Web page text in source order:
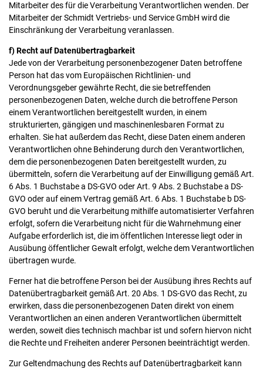
Mitarbeiter des für die Verarbeitung Verantwortlichen wenden. Der
Mitarbeiter der Schmidt Vertriebs- und Service GmbH wird die
Einschränkung der Verarbeitung veranlassen.
f) Recht auf Datenübertragbarkeit
Jede von der Verarbeitung personenbezogener Daten betroffene
Person hat das vom Europäischen Richtlinien- und
Verordnungsgeber gewährte Recht, die sie betreffenden
personenbezogenen Daten, welche durch die betroffene Person
einem Verantwortlichen bereitgestellt wurden, in einem
strukturierten, gängigen und maschinenlesbaren Format zu
erhalten. Sie hat außerdem das Recht, diese Daten einem anderen
Verantwortlichen ohne Behinderung durch den Verantwortlichen,
dem die personenbezogenen Daten bereitgestellt wurden, zu
übermitteln, sofern die Verarbeitung auf der Einwilligung gemäß Art.
6 Abs. 1 Buchstabe a DS-GVO oder Art. 9 Abs. 2 Buchstabe a DS-
GVO oder auf einem Vertrag gemäß Art. 6 Abs. 1 Buchstabe b DS-
GVO beruht und die Verarbeitung mithilfe automatisierter Verfahren
erfolgt, sofern die Verarbeitung nicht für die Wahrnehmung einer
Aufgabe erforderlich ist, die im öffentlichen Interesse liegt oder in
Ausübung öffentlicher Gewalt erfolgt, welche dem Verantwortlichen
übertragen wurde.
Ferner hat die betroffene Person bei der Ausübung ihres Rechts auf
Datenübertragbarkeit gemäß Art. 20 Abs. 1 DS-GVO das Recht, zu
erwirken, dass die personenbezogenen Daten direkt von einem
Verantwortlichen an einen anderen Verantwortlichen übermittelt
werden, soweit dies technisch machbar ist und sofern hiervon nicht
die Rechte und Freiheiten anderer Personen beeinträchtigt werden.
Zur Geltendmachung des Rechts auf Datenübertragbarkeit kann